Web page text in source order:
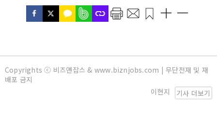
Copyrights ⓒ 비즈앤잡스 & www.biznjobs.com | 무단전재 및 재
배포 금지
기사 더보기
이현지